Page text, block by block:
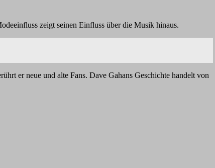
zeigt seinen Einfluss über die Musik hinaus.
er neue und alte Fans. Dave Gahans Geschichte handelt von